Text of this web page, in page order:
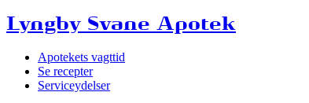
Lyngby Svane Apotek
Apotekets vagttid
Se recepter
Serviceydelser